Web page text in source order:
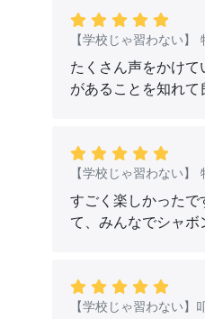
【学校じゃ習わない
たくさん声をかけ
があることを知れて
【学校じゃ習わない
すごく楽しかった
て、みんなでシャボ
【学校じゃ習わない